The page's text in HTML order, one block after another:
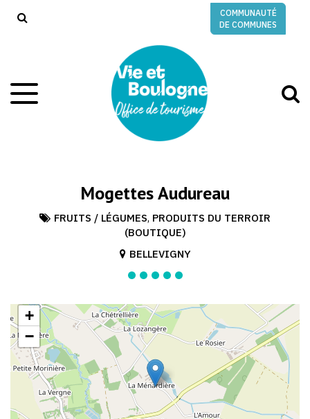
COMMUNAUTÉ
DE COMMUNES
Aller
à
Mogettes Audureau
FRUITS / LÉGUMES, PRODUITS DU TERROIR
(BOUTIQUE)
BELLEVIGNY
+
−